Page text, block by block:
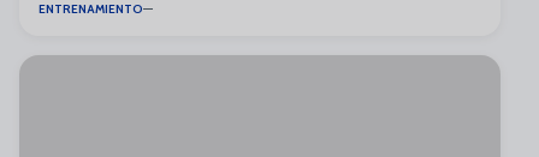
ENTRENAMIENTO